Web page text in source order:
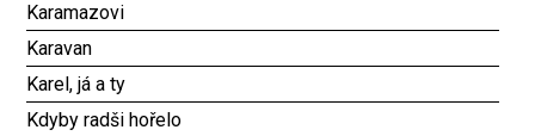
Karamazovi
Karavan
Karel, já a ty
Kdyby radši hořelo